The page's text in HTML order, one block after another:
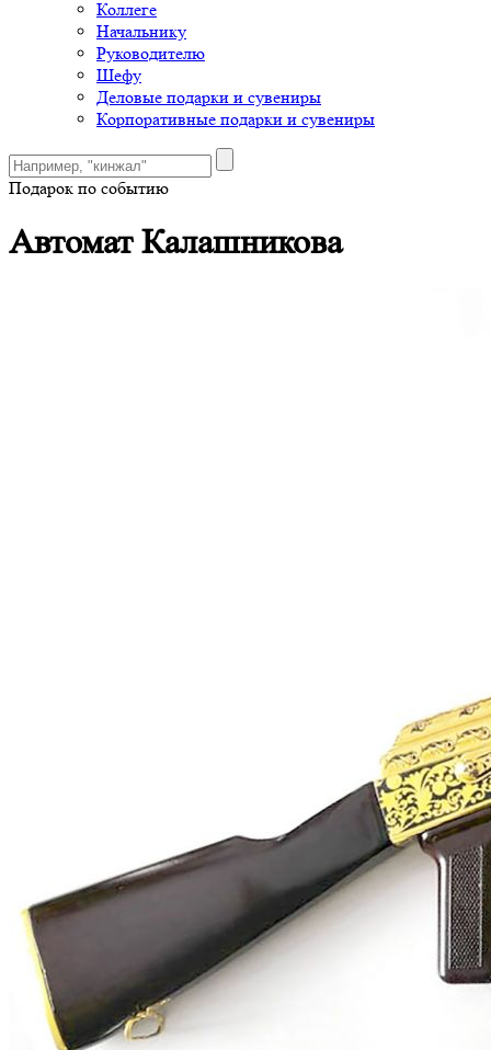
Коллеге
Начальнику
Руководителю
Шефу
Деловые подарки и сувениры
Корпоративные подарки и сувениры
Подарок по событию
Автомат Калашникова